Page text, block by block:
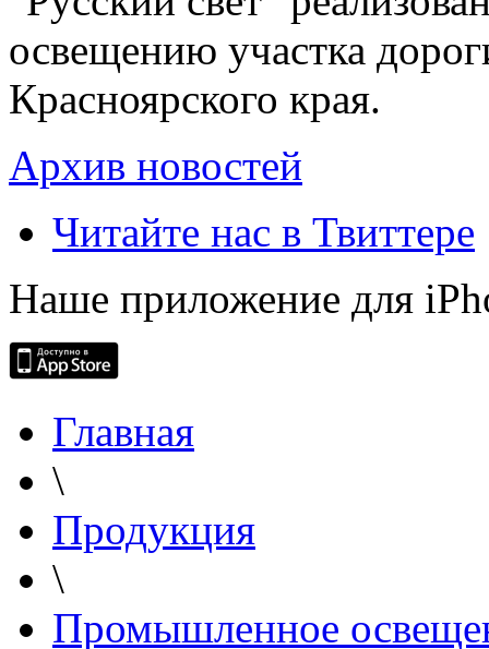
освещению участка
Красноярского края.
Архив новостей
Читайте нас в Твиттере
Наше приложение для
Главная
\
Продукция
\
Промышленное